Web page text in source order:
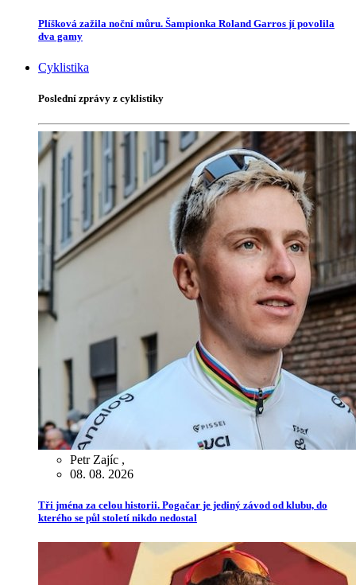
Plíšková zažila noční můru. Šampionka Roland Garros jí povolila
dva gamy
Cyklistika
Poslední zprávy z cyklistiky
Petr Zajíc ,
08. 08. 2026
Tři jména za celou historii. Pogačar je jediný závod od klubu, do
kterého se půl století nikdo nedostal